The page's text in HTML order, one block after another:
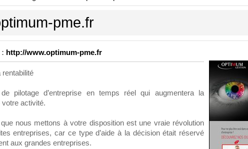
pme.fr
: http://www.optimum-pme.fr
rentabilité
de pilotage d’entreprise en temps réel qui augmentera la
votre activité.
que nous mettons à votre disposition est une vraie révolution
entreprises, car ce type d’aide à la décision était réservé
aux grandes entreprises.